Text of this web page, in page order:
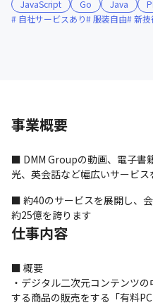
JavaScript Go Java
自社サービスあり
服装自由 新技
事業概要
■ DMM Groupの動画、電子書
光、英会話など幅広いサービ
■ 約40のサービスを展開し、
約25億を誇ります
仕事内容
■ 概要
・デジタル⼆次元コンテンツ
する商品の販売をする「有料